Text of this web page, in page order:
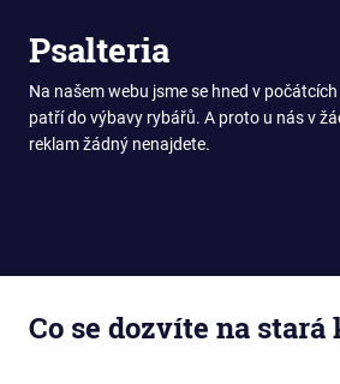
Psalteria
Na našem webu jsme se hned v
patří do výbavy rybářů. A proto u nás v
reklam žádný nenajdete.
Co se dozvíte na stará